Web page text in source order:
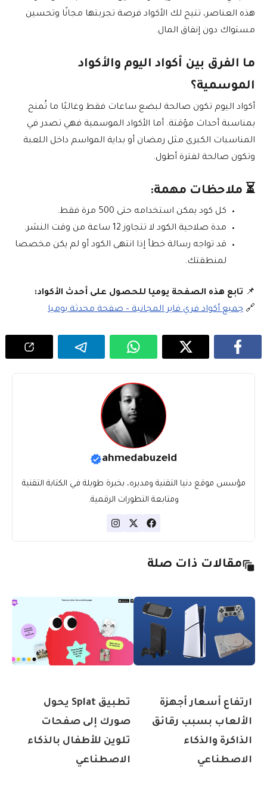
هذه العناصر، تتيح لك الأكواد فرصة تجربتها مجانًا وتحسين
مستواك دون إنفاق المال.
ما الفرق بين أكواد اليوم والأكواد
الموسمية؟
أكواد اليوم تكون صالحة لبضع ساعات فقط وغالبًا ما تُمنح
بمناسبة أحداث مؤقتة. أما الأكواد الموسمية فهي تصدر في
المناسبات الكبرى مثل رمضان أو بداية المواسم داخل اللعبة
وتكون صالحة لفترة أطول.
⏳ ملاحظات مهمة:
كل كود يمكن استخدامه حتى 500 مرة فقط.
مدة صلاحية الكود لا تتجاوز 12 ساعة من وقت النشر.
قد تواجه رسالة خطأ إذا انتهى الكود أو لم يكن مخصصا
لمنطقتك.
📌 تابع هذه الصفحة يوميا للحصول على أحدث الأكواد:
🔗 جميع أكواد فري فاير المجانية – صفحة محدثة يوميا
ahmedabuzeid
مؤسس موقع دنيا التقنية ومديره، بخبرة طويلة في الكتابة التقنية
ومتابعة التطورات الرقمية.
مقالات ذات صلة
ارتفاع أسعار أجهزة
الألعاب بسبب رقائق
الذاكرة والذكاء
الاصطناعي
تطبيق Splat يحول
صورك إلى صفحات
تلوين للأطفال بالذكاء
الاصطناعي